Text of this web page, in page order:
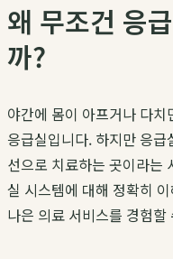
왜 무조건 응
까?
야간에 몸이 아프거나 다
응급실입니다. 하지만 응
선으로 치료하는 곳이라는
실 시스템에 대해 정확히
나은 의료 서비스를 경험할